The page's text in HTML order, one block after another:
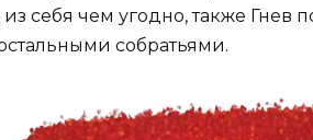
себя чем угодно, также Гнев
собратьями.